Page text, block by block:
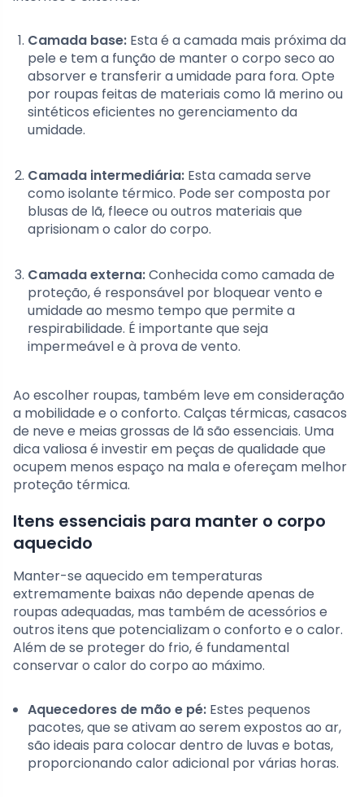
Camada base: Esta é a camada mais próxima da
pele e tem a função de manter o corpo seco ao
absorver e transferir a umidade para fora. Opte
por roupas feitas de materiais como lã merino ou
sintéticos eficientes no gerenciamento da
umidade.
Camada intermediária: Esta camada serve
como isolante térmico. Pode ser composta por
blusas de lã, fleece ou outros materiais que
aprisionam o calor do corpo.
Camada externa:Conhecida como camada de
proteção, é responsável por bloquear vento e
umidade ao mesmo tempo que permite a
respirabilidade. É importante que seja
impermeável e à prova de vento.
Ao escolher roupas, também leve em consideração
a mobilidade e o conforto. Calças térmicas, casacos
de neve e meias grossas de lã são essenciais. Uma
dica valiosa é investir em peças de qualidade que
ocupem menos espaço na mala e ofereçam melhor
proteção térmica.
Itens essenciais para manter o corpo
aquecido
Manter-se aquecido em temperaturas
extremamente baixas não depende apenas de
roupas adequadas, mas também de acessórios e
outros itens que potencializam o conforto e o calor.
Além de se proteger do frio, é fundamental
conservar o calor do corpo ao máximo.
Aquecedores de mão e pé: Estes pequenos
pacotes, que se ativam ao serem expostos ao ar,
são ideais para colocar dentro de luvas e botas,
proporcionando calor adicional por várias horas.